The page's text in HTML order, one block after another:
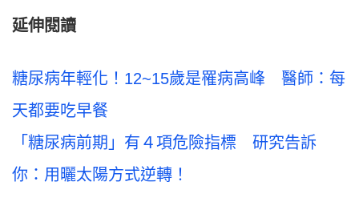
延伸閱讀
糖尿病年輕化！12~15歲是罹病高峰 醫師：每
天都要吃早餐
「糖尿病前期」有４項危險指標 研究告訴
你：用曬太陽方式逆轉！